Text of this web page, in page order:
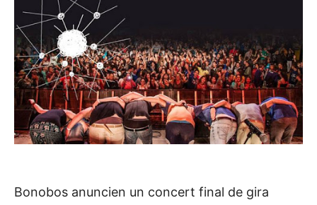
Bonobos anuncien un concert final de gira